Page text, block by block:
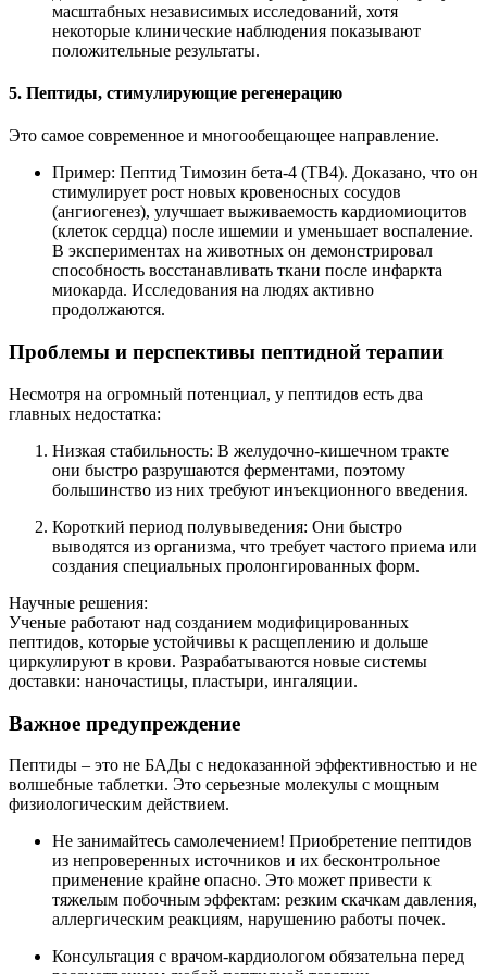
масштабных независимых исследований, хотя
некоторые клинические наблюдения показывают
положительные результаты.
5. Пептиды, стимулирующие регенерацию
Это самое современное и многообещающее направление.
Пример: Пептид Тимозин бета-4 (TB4). Доказано, что он
стимулирует рост новых кровеносных сосудов
(ангиогенез), улучшает выживаемость кардиомиоцитов
(клеток сердца) после ишемии и уменьшает воспаление.
В экспериментах на животных он демонстрировал
способность восстанавливать ткани после инфаркта
миокарда. Исследования на людях активно
продолжаются.
Проблемы и перспективы пептидной терапии
Несмотря на огромный потенциал, у пептидов есть два
главных недостатка:
Низкая стабильность: В желудочно-кишечном тракте
они быстро разрушаются ферментами, поэтому
большинство из них требуют инъекционного введения.
Короткий период полувыведения: Они быстро
выводятся из организма, что требует частого приема или
создания специальных пролонгированных форм.
Научные решения:
Ученые работают над созданием модифицированных
пептидов, которые устойчивы к расщеплению и дольше
циркулируют в крови. Разрабатываются новые системы
доставки: наночастицы, пластыри, ингаляции.
Важное предупреждение
Пептиды – это не БАДы с недоказанной эффективностью и не
волшебные таблетки. Это серьезные молекулы с мощным
физиологическим действием.
Не занимайтесь самолечением! Приобретение пептидов
из непроверенных источников и их бесконтрольное
применение крайне опасно. Это может привести к
тяжелым побочным эффектам: резким скачкам давления,
аллергическим реакциям, нарушению работы почек.
Консультация с врачом-кардиологом обязательна перед